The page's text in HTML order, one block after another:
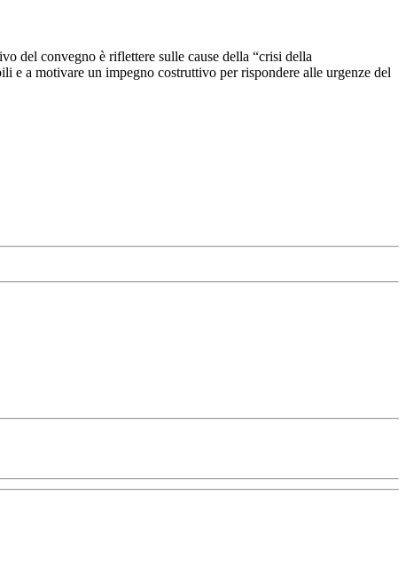
del convegno è riflettere sulle cause della “crisi della
e a motivare un impegno costruttivo per rispondere alle urgenze del